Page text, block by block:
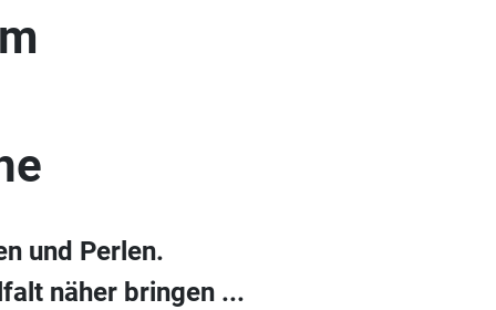
und Perlen.
näher bringen ...